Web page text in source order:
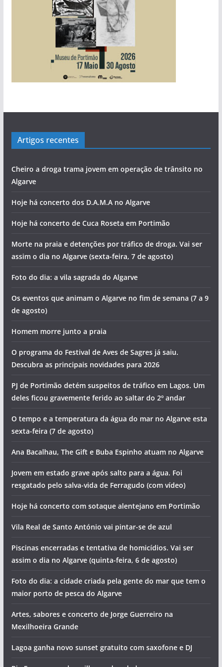
Artigos recentes
Cheiro a droga trama jovem em operação de trânsito no
Algarve
Hoje há concerto dos D.A.M.A no Algarve
Hoje há concerto de Cuca Roseta em Portimão
Morte na praia e detenções por tráfico de droga. Vai ser
assim o dia no Algarve (sexta-feira, 7 de agosto)
Foto do dia: a vila sagrada do Algarve
Os eventos que animam o Algarve no fim de semana (7 a 9
de agosto)
Homem morre junto a praia
O programa do Festival de Aves de Sagres já saiu.
Descubra as principais novidades para 2026
PJ de Portimão detém suspeitos de tráfico em Lagos. Um
deles ficou gravemente ferido ao saltar do 2º andar
O tempo e a temperatura da água do mar no Algarve esta
sexta-feira (7 de agosto)
Ana Bacalhau, The Gift e Buba Espinho atuam no Algarve
Jovem em estado grave após salto para a água. Foi
resgatado pelo salva-vida de Ferragudo (com vídeo)
Hoje há concerto com sotaque alentejano em Portimão
Vila Real de Santo António vai pintar-se de azul
Piscinas encerradas e tentativa de homicídios. Vai ser
assim o dia no Algarve (quinta-feira, 6 de agosto)
Foto do dia: a cidade criada pela gente do mar que tem o
maior porto de pesca do Algarve
Artes, sabores e concerto de Jorge Guerreiro na
Mexilhoeira Grande
Lagoa ganha novo sunset gratuito com saxofone e DJ